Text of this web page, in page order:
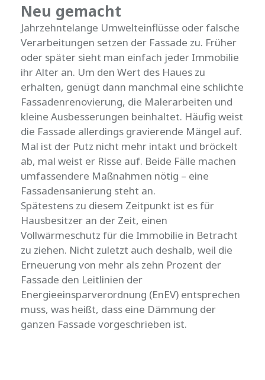
Neu gemacht
Jahrzehntelange Umwelteinflüsse oder falsche
Verarbeitungen setzen der Fassade zu. Früher
oder später sieht man einfach jeder Immobilie
ihr Alter an. Um den Wert des Haues zu
erhalten, genügt dann manchmal eine schlichte
Fassadenrenovierung, die Malerarbeiten und
kleine Ausbesserungen beinhaltet. Häufig weist
die Fassade allerdings gravierende Mängel auf.
Mal ist der Putz nicht mehr intakt und bröckelt
ab, mal weist er Risse auf. Beide Fälle machen
umfassendere Maßnahmen nötig – eine
Fassadensanierung steht an.
Spätestens zu diesem Zeitpunkt ist es für
Hausbesitzer an der Zeit, einen
Vollwärmeschutz für die Immobilie in Betracht
zu ziehen. Nicht zuletzt auch deshalb, weil die
Erneuerung von mehr als zehn Prozent der
Fassade den Leitlinien der
Energieeinsparverordnung (EnEV) entsprechen
muss, was heißt, dass eine Dämmung der
ganzen Fassade vorgeschrieben ist.